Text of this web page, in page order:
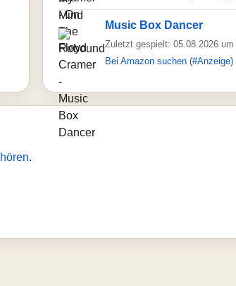
Music Box Dancer
Zuletzt gespielt: 05.08.2026 um
Bei Amazon suchen (#Anzeige)
.